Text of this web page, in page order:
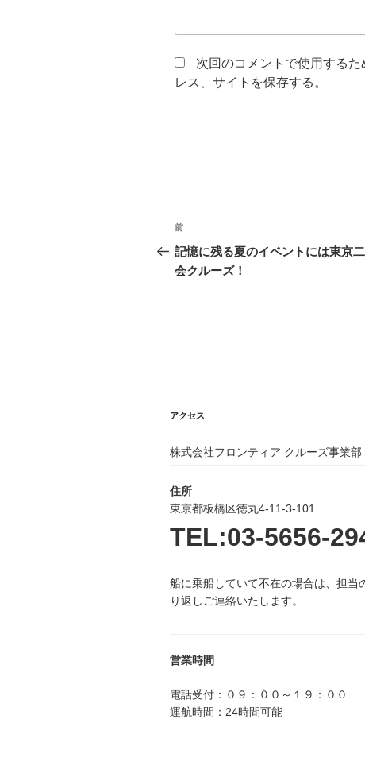
次回のコメントで使用する
レス、サイトを保存する。
投
稿
ナ
ョ
ン
前
の
投
前
記憶に残る夏のイベントには東京
会クルーズ！
アクセス
株式会社フロンティア クルーズ事業部
住所
東京都板橋区徳丸4-11-3-101
TEL:03-5656-
船に乗船していて不在の場合は、担当
り返しご連絡いたします。
営業時間
電話受付：０９：００～１９：００
運航時間：24時間可能